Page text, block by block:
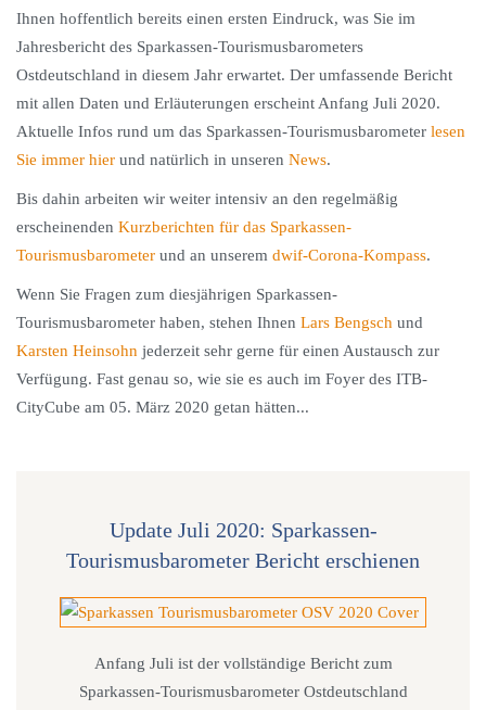
Ihnen hoffentlich bereits einen ersten Eindruck, was Sie im
Jahresbericht des Sparkassen-Tourismusbarometers
Ostdeutschland in diesem Jahr erwartet. Der umfassende Bericht
mit allen Daten und Erläuterungen erscheint Anfang Juli 2020.
Aktuelle Infos rund um das Sparkassen-Tourismusbarometer lesen
Sie immer hier und natürlich in unseren News.
Bis dahin arbeiten wir weiter intensiv an den regelmäßig
erscheinenden Kurzberichten für das Sparkassen-
Tourismusbarometer und an unserem dwif-Corona-Kompass.
Wenn Sie Fragen zum diesjährigen Sparkassen-
Tourismusbarometer haben, stehen Ihnen Lars Bengsch und
Karsten Heinsohn jederzeit sehr gerne für einen Austausch zur
Verfügung. Fast genau so, wie sie es auch im Foyer des ITB-
CityCube am 05. März 2020 getan hätten...
Update Juli 2020: Sparkassen-
Tourismusbarometer Bericht erschienen
Anfang Juli ist der vollständige Bericht zum
Sparkassen-Tourismusbarometer Ostdeutschland